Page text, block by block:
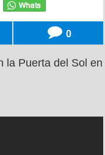
0
la Puerta del Sol en